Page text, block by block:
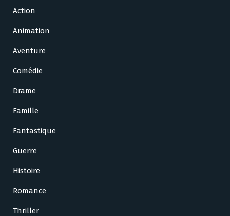
Action
Animation
Aventure
Comédie
Drame
Famille
Fantastique
Guerre
Histoire
Romance
Thriller